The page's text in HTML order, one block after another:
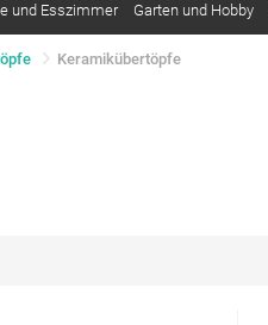
und Esszimmer Garten und Hobby
Keramikübertöpfe